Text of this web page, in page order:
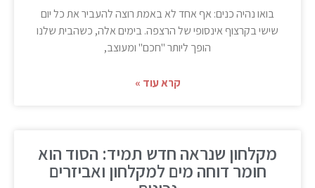
בואו נהיה כנים: אף אחד לא באמת רוצה להעביר את כל יום
שישי בקרצוף אינסופי של הרצפה. בימים אלה, כשהבית שלנו
הופך ליותר "חכם" ומעוצב,
קרא עוד »
מקלחון שנראה חדש תמיד: הסוד הוא
חומר דוחה מים למקלחון ואביזרים